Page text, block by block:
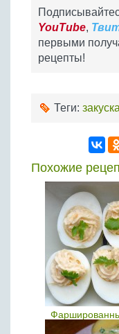
YouTube,
первыми
рецепты!
Теги:
Похожие